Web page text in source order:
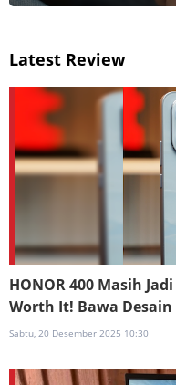
Latest Review
HONOR 400 Masih
Worth It! Bawa Desain
Sabtu, 20 Desember 2025 10:30